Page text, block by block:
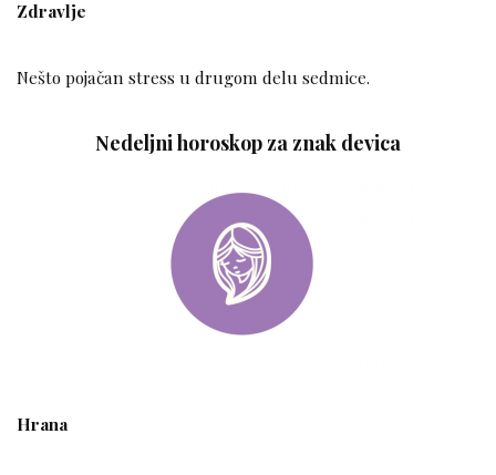
Zdravlje
Nešto pojačan stress u drugom delu sedmice.
Nedeljni horoskop za znak devica
Hrana